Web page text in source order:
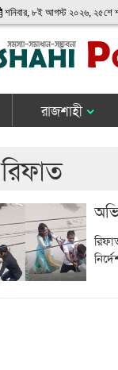
শনিবার, ৮ই আগস্ট ২০২৬, ২৫শে
রাজশাহী
রিফাত